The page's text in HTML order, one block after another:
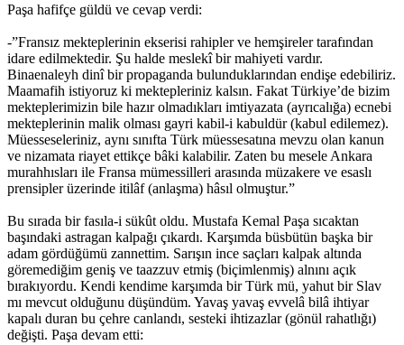
Paşa hafifçe güldü ve cevap verdi:
-”Fransız mekteplerinin ekserisi rahipler ve hemşireler tarafından
idare edilmektedir. Şu halde meslekî bir mahiyeti vardır.
Binaenaleyh dinî bir propaganda bulunduklarından endişe edebiliriz.
Maamafih istiyoruz ki mektepleriniz kalsın. Fakat Türkiye’de bizim
mekteplerimizin bile hazır olmadıkları imtiyazata (ayrıcalığa) ecnebi
mekteplerinin malik olması gayri kabil-i kabuldür (kabul edilemez).
Müesseseleriniz, aynı sınıfta Türk müessesatına mevzu olan kanun
ve nizamata riayet ettikçe bâki kalabilir. Zaten bu mesele Ankara
murahhısları ile Fransa mümessilleri arasında müzakere ve esaslı
prensipler üzerinde itilâf (anlaşma) hâsıl olmuştur.”
Bu sırada bir fasıla-i sükût oldu. Mustafa Kemal Paşa sıcaktan
başındaki astragan kalpağı çıkardı. Karşımda büsbütün başka bir
adam gördüğümü zannettim. Sarışın ince saçları kalpak altında
göremediğim geniş ve taazzuv etmiş (biçimlenmiş) alnını açık
bırakıyordu. Kendi kendime karşımda bir Türk mü, yahut bir Slav
mı mevcut olduğunu düşündüm. Yavaş yavaş evvelâ bilâ ihtiyar
kapalı duran bu çehre canlandı, sesteki ihtizazlar (gönül rahatlığı)
değişti. Paşa devam etti: